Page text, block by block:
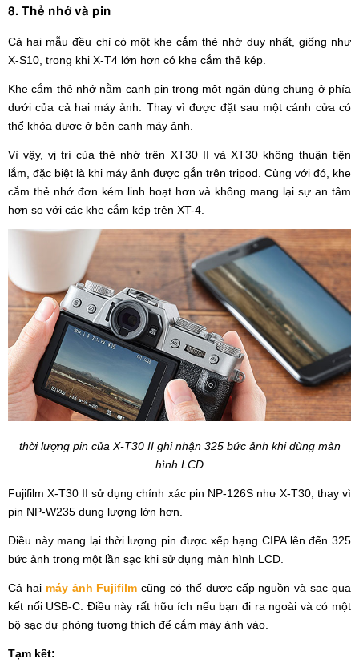
8. Thẻ nhớ và pin
Cả hai mẫu đều chỉ có một khe cắm thẻ nhớ duy nhất, giống như
X-S10, trong khi X-T4 lớn hơn có khe cắm thẻ kép.
Khe cắm thẻ nhớ nằm cạnh pin trong một ngăn dùng chung ở phía
dưới của cả hai máy ảnh. Thay vì được đặt sau một cánh cửa có
thể khóa được ở bên cạnh máy ảnh.
Vì vậy, vị trí của thẻ nhớ trên XT30 II và XT30 không thuận tiện
lắm, đặc biệt là khi máy ảnh được gắn trên tripod. Cùng với đó, khe
cắm thẻ nhớ đơn kém linh hoạt hơn và không mang lại sự an tâm
hơn so với các khe cắm kép trên XT-4.
thời lượng pin của X-T30 II ghi nhận 325 bức ảnh khi dùng màn
hình LCD
Fujifilm X-T30 II sử dụng chính xác pin NP-126S như X-T30, thay vì
pin NP-W235 dung lượng lớn hơn.
Điều này mang lại thời lượng pin được xếp hạng CIPA lên đến 325
bức ảnh trong một lần sạc khi sử dụng màn hình LCD.
Cả hai máy ảnh Fujifilm cũng có thể được cấp nguồn và sạc qua
kết nối USB-C. Điều này rất hữu ích nếu bạn đi ra ngoài và có một
bộ sạc dự phòng tương thích để cắm máy ảnh vào.
Tạm kết: